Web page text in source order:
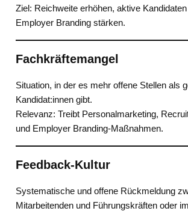
Ziel: Reichweite erhöhen, aktive
Employer Branding stärken.
Fachkräftemangel
Situation, in der es mehr offene Stellen als
Kandidat:innen gibt.
Relevanz: Treibt Personalmarketing,
und Employer Branding-Maßnahmen.
Feedback-Kultur
Systematische und offene Rückmeldung
Mitarbeitenden und Führungskräften oder